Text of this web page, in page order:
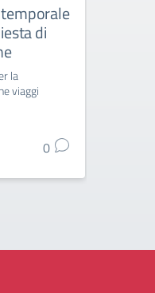
di
la
viaggi
0